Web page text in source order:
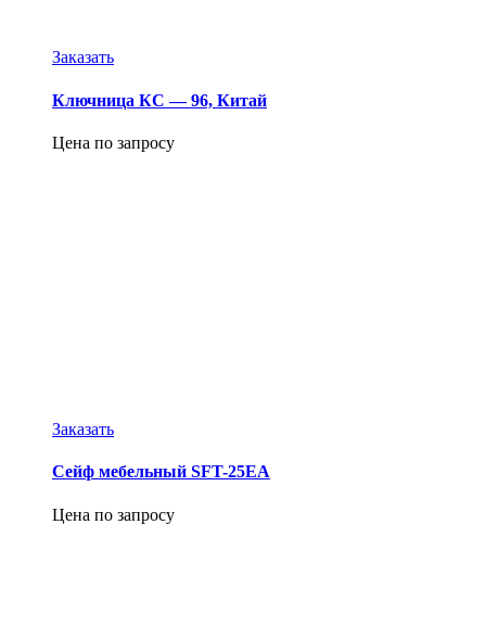
Заказать
Ключница КС — 96, Китай
Цена по запросу
Заказать
Сейф мебельный SFT-25EA
Цена по запросу